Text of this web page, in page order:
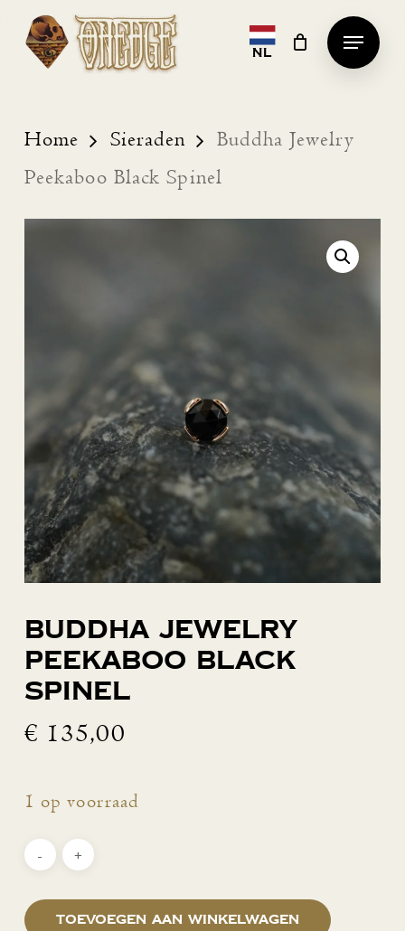
Skip
content
NL
Menu
Home Sieraden
Buddha Jewelry
Peekaboo Black Spinel
Buddha Jewelry
Peekaboo Black
Spinel
€ 135,00
1 op voorraad
Toevoegen aan winkelwagen